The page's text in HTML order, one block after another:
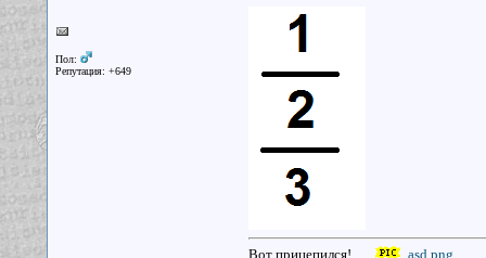
Пол:
Репутация: +649
Вот прицепился! asd.png